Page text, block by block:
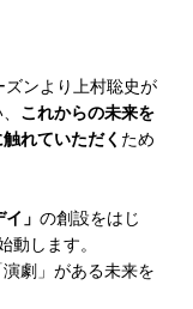
ンより上村聡史が
これからの未来を
れていただく ため
」 の創設をはじ
動します。
劇」がある未来を